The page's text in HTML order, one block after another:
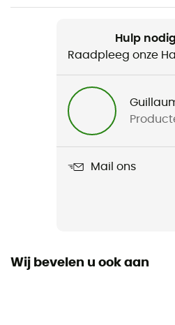
Alpine Skiën / Skiën /
Heren / Dames
Hulp
Raadpleeg onze
Mail ons
Wij bevelen u ook aan